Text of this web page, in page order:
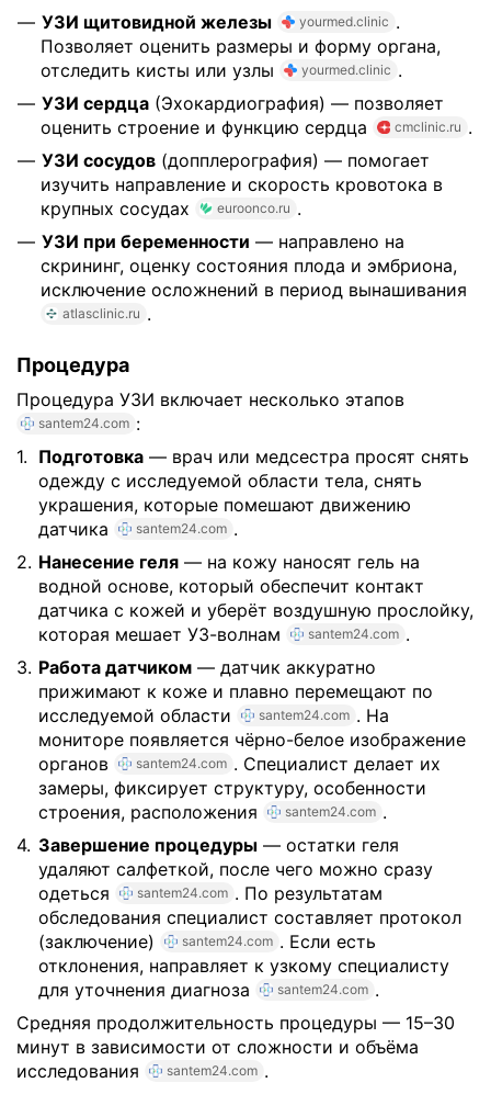
УЗИ щитовидной железы yourmed.clinic .
Позволяет оценить размеры и форму органа,
отследить кисты или узлы
yourmed.clinic .
УЗИ сердца (Эхокардиография) — позволяет
оценить строение и функцию сердца
cmclinic.ru .
УЗИ сосудов (допплерография) — помогает
изучить направление и скорость кровотока в
крупных сосудах
euroonco.ru .
УЗИ при беременности — направлено на
скрининг, оценку состояния плода и эмбриона,
исключение осложнений в период вынашивания
atlasclinic.ru .
Процедура
Процедура УЗИ включает несколько этапов
santem24.com :
Подготовка — врач или медсестра просят снять
одежду с исследуемой области тела, снять
украшения, которые помешают движению
датчика
santem24.com .
Нанесение геля — на кожу наносят гель на
водной основе, который обеспечит контакт
датчика с кожей и уберёт воздушную прослойку,
которая мешает УЗ-волнам
santem24.com .
Работа датчиком — датчик аккуратно
прижимают к коже и плавно перемещают по
исследуемой области
santem24.com . На
мониторе появляется чёрно-белое изображение
органов
santem24.com . Специалист делает их
замеры, фиксирует структуру, особенности
строения, расположения
santem24.com .
Завершение процедуры — остатки геля
удаляют салфеткой, после чего можно сразу
одеться
santem24.com . По результатам
обследования специалист составляет протокол
(заключение)
santem24.com . Если есть
отклонения, направляет к узкому специалисту
для уточнения диагноза
santem24.com .
Средняя продолжительность процедуры — 15–30
минут в зависимости от сложности и объёма
исследования
santem24.com .